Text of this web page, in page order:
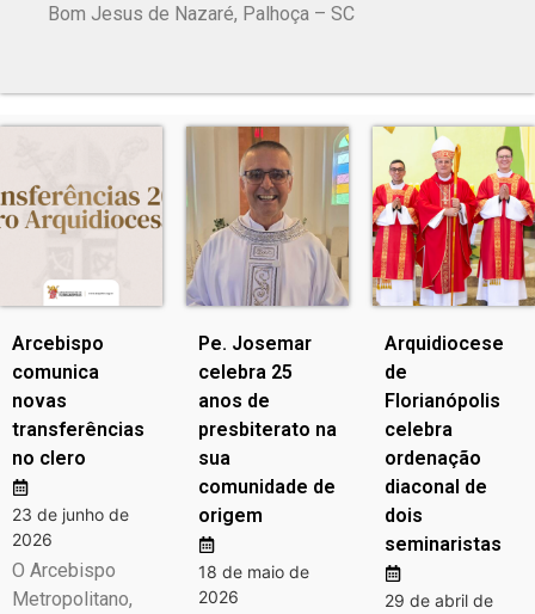
Bom Jesus de Nazaré, Palhoça – SC
Arcebispo
comunica
novas
transferências
no clero
23 de junho de
2026
O Arcebispo
Metropolitano,
Pe. Josemar
celebra 25
anos de
presbiterato na
sua
comunidade de
origem
18 de maio de
2026
Arquidiocese
de
Florianópolis
celebra
ordenação
diaconal de
dois
seminaristas
29 de abril de